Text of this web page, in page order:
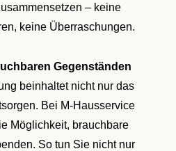
– keine
keine Überraschungen.
Gegenständen
beinhaltet nicht nur das
Bei M-Hausservice
Möglichkeit, brauchbare
So tun Sie nicht nur